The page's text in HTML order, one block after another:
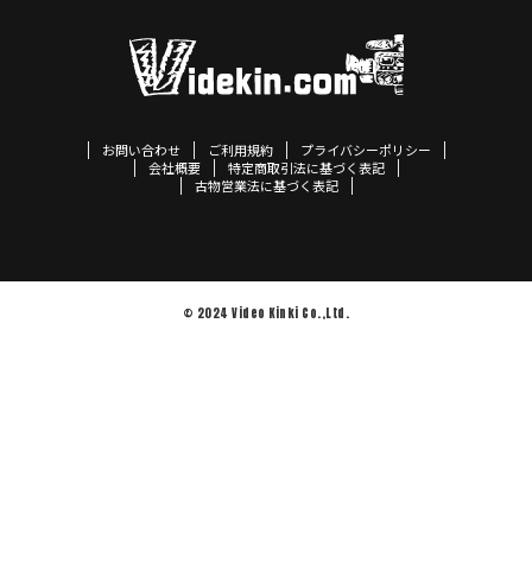
お問い合わせ ご利用規約
プライバシーポリシー
会社概要
特定商取引法に基づく表記
古物営業法に基づく表記
© 2024 Video Kinki Co.,Ltd.